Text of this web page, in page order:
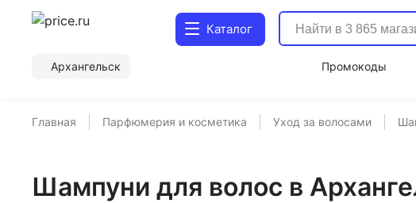
Каталог
Архангельск
Промокоды
Главная Парфюмерия и косметика Уход за волосами
Шампуни для волос в